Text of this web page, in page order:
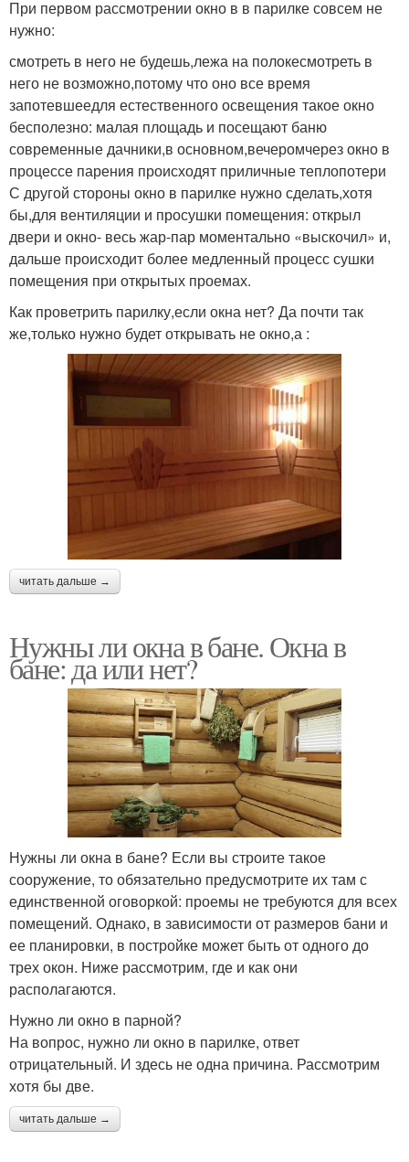
При первом рассмотрении окно в в парилке совсем не
нужно:
смотреть в него не будешь,лежа на полокесмотреть в
него не возможно,потому что оно все время
запотевшеедля естественного освещения такое окно
бесполезно: малая площадь и посещают баню
современные дачники,в основном,вечеромчерез окно в
процессе парения происходят приличные теплопотери
С другой стороны окно в парилке нужно сделать,хотя
бы,для вентиляции и просушки помещения: открыл
двери и окно- весь жар-пар моментально «выскочил» и,
дальше происходит более медленный процесс сушки
помещения при открытых проемах.
Как проветрить парилку,если окна нет? Да почти так
же,только нужно будет открывать не окно,а :
читать дальше →
Нужны ли окна в бане. Окна в
бане: да или нет?
Нужны ли окна в бане? Если вы строите такое
сооружение, то обязательно предусмотрите их там с
единственной оговоркой: проемы не требуются для всех
помещений. Однако, в зависимости от размеров бани и
ее планировки, в постройке может быть от одного до
трех окон. Ниже рассмотрим, где и как они
располагаются.
Нужно ли окно в парной?
На вопрос, нужно ли окно в парилке, ответ
отрицательный. И здесь не одна причина. Рассмотрим
хотя бы две.
читать дальше →